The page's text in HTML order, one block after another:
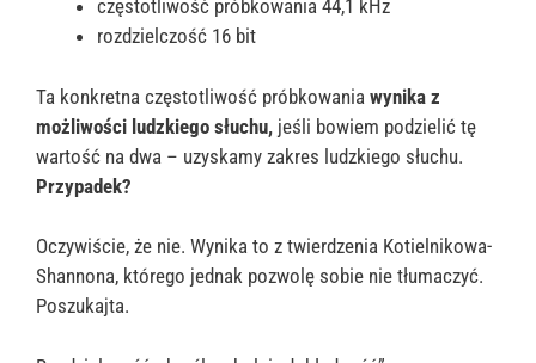
częstotliwość próbkowania 44,1 kHz
rozdzielczość 16 bit
Ta konkretna częstotliwość próbkowania wynika z
możliwości ludzkiego słuchu, jeśli bowiem podzielić tę
wartość na dwa – uzyskamy zakres ludzkiego słuchu.
Przypadek?
Oczywiście, że nie. Wynika to z twierdzenia Kotielnikowa-
Shannona, którego jednak pozwolę sobie nie tłumaczyć.
Poszukajta.